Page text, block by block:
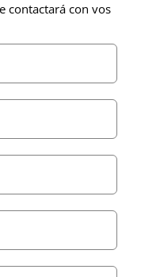
contactará con vos